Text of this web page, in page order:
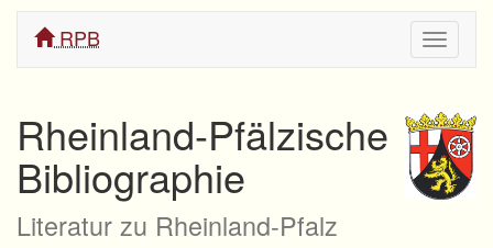
ein/
RPB
Rheinland-Pfälzische
Bibliographie
Literatur zu Rheinland-Pfalz